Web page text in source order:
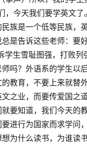
，今天我们要学英文
族是一个低等民族，
是告诉这些老师：要
学生雪耻图强，打败
吗？外语系的学生以
教育，不要上来就替
之业，而要传爱国之
要知道，我们今天的
进行为国家而求学问
为什么读书，为谁读